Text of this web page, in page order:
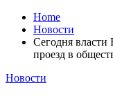
Home
Новости
Сегодня власти
проезд в
Новости